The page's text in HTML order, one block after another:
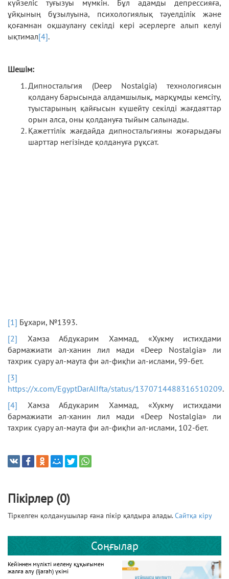
күйзеліс туғызуы мүмкін. Бұл адамды депрессияға,
ұйқының бұзылуына, психологиялық тәуелділік және
қоғамнан оқшаулану секілді кері әсерлерге алып келуі
ықтимал[4].
Шешім:
Дипностальгия (Deep Nostalgia) технологиясын
қолдану барысында алдамшылық, марқұмды кемсіту,
туыстарының қайғысын күшейту секілді жағдаяттар
орын алса, оны қолдануға тыйым салынады.
Қажеттілік жағдайда дипностальгияны жоғарыдағы
шарттар негізінде қолдануға рұқсат.
[1] Бұхари, №1393.
[2] Хамза Абдукарим Хаммад, «Хукму истихдами
бармажиати әл-ханин лил мади «Deep Nostalgia» ли
тахрик суару әл-маута фи әл-фиқһи әл-ислами, 99-бет.
[3]
https://x.com/EgyptDarAlIfta/status/1370714488316510209.
[4] Хамза Абдукарим Хаммад, «Хукму истихдами
бармажиати әл-ханин лил мади «Deep Nostalgia» ли
тахрик суару әл-маута фи әл-фиқһи әл-ислами, 102-бет.
Пікірлер (0)
Тіркелген қолданушылар ғана пікір қалдыра алады.Сайтқа кіру
Соңғылар
Кейіннен мүлікті иелену құқығымен
жалға алу (Ijarah) үкімі